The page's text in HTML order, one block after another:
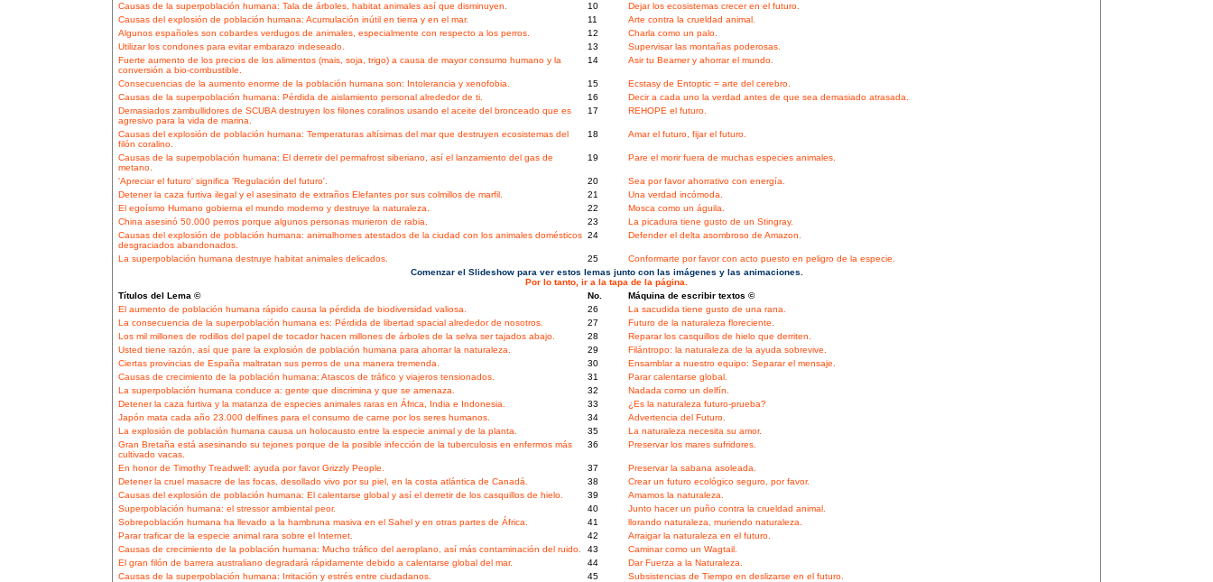
Causas de la superpoblación humana: Tala de árboles, habitat animales así que disminuyen.
10
Dejar los ecosistemas crecer en el futuro.
Causas del explosión de población humana: Acumulación inútil en tierra y en el mar.
11
Arte contra la crueldad animal.
Algunos españoles son cobardes verdugos de animales, especialmente con respecto a los perros.
12
Charla como un palo.
Utilizar los condones para evitar embarazo indeseado.
13
Supervisar las montañas poderosas.
Fuerte aumento de los precios de los alimentos (mais, soja, trigo) a causa de mayor consumo humano y la
conversión a bio-combustible.
14 Asir tu Beamer y ahorrar el mundo.
Consecuencias de la aumento enorme de la población humana son: Intolerancia y xenofobia. 15
Ecstasy de Entoptic = arte del cerebro.
Causas de la superpoblación humana: Pérdida de aislamiento personal alrededor de ti.
16
Decir a cada uno la verdad antes de que sea demasiado atrasada.
Demasiados zambullidores de SCUBA destruyen los filones coralinos usando el aceite del bronceado que es
agresivo para la vida de marina.
17 REHOPE el futuro.
Causas del explosión de población humana: Temperaturas altísimas del mar que destruyen ecosistemas del
filón coralino.
18 Amar el futuro, fijar el futuro.
Causas de la superpoblación humana: El derretir del permafrost siberiano, así el lanzamiento del gas de
metano.
19 Pare el morir fuera de muchas especies animales.
'Apreciar el futuro' significa 'Regulación del futuro'. 20
Sea por favor ahorrativo con energía.
Detener la caza furtiva ilegal y el asesinato de extraños Elefantes por sus colmillos de marfil.
21
Una verdad incómoda.
El egoísmo Humano gobierna el mundo moderno y destruye la naturaleza.
22
Mosca como un águila.
China asesinó 50.000 perros porque algunos personas murieron de rabia.
23
La picadura tiene gusto de un Stingray.
Causas del explosión de población humana: animalhomes atestados de la ciudad con los animales domésticos
desgraciados abandonados.
24 Defender el delta asombroso de Amazon.
La superpoblación humana destruye habitat animales delicados. 25
Conformarte por favor con acto puesto en peligro de la especie.
Comenzar el Slideshow para ver estos lemas junto con las imágenes y las animaciones.
Por lo tanto, ir a la tapa de la página.
Títulos del Lema ©
No.
Máquina de escribir textos ©
El aumento de población humana rápido causa la pérdida de biodiversidad valiosa.
26
La sacudida tiene gusto de una rana.
La consecuencia de la superpoblación humana es: Pérdida de libertad spacial alrededor de nosotros.
27
Futuro de la naturaleza floreciente.
Los mil millones de rodillos del papel de tocador hacen millones de árboles de la selva ser tajados abajo.
28
Reparar los casquillos de hielo que derriten.
Usted tiene razón, así que pare la explosión de población humana para ahorrar la naturaleza.
29
Filántropo: la naturaleza de la ayuda sobrevive.
Ciertas provincias de España maltratan sus perros de una manera tremenda.
30
Ensamblar a nuestro equipo: Separar el mensaje.
Causas de crecimiento de la población humana: Atascos de tráfico y viajeros tensionados.
31
Parar calentarse global.
La superpoblación humana conduce a: gente que discrimina y que se amenaza.
32
Nadada como un delfín.
Detener la caza furtiva y la matanza de especies animales raras en África, India e Indonesia.
33
¿Es la naturaleza futuro-prueba?
Japón mata cada año 23.000 delfines para el consumo de carne por los seres humanos.
34
Advertencia del Futuro.
La explosión de población humana causa un holocausto entre la especie animal y de la planta.
35
La naturaleza necesita su amor.
Gran Bretaña está asesinando su tejones porque de la posible infección de la tuberculosis en enfermos más
cultivado vacas.
36 Preservar los mares sufridores.
En honor de Timothy Treadwell: ayuda por favor Grizzly People. 37
Preservar la sabana asoleada.
Detener la cruel masacre de las focas, desollado vivo por su piel, en la costa atlántica de Canadá.
38
Crear un futuro ecológico seguro, por favor.
Causas del explosión de población humana: El calentarse global y así el derretir de los casquillos de hielo.
39
Amamos la naturaleza.
Superpoblación humana: el stressor ambiental peor.
40
Junto hacer un puño contra la crueldad animal.
Sobrepoblación humana ha llevado a la hambruna masiva en el Sahel y en otras partes de África.
41
llorando naturaleza, muriendo naturaleza.
Parar traficar de la especie animal rara sobre el Internet.
42
Arraigar la naturaleza en el futuro.
Causas de crecimiento de la población humana: Mucho tráfico del aeroplano, así más contaminación del ruido.
43
Caminar como un Wagtail.
El gran filón de barrera australiano degradará rápidamente debido a calentarse global del mar.
44
Dar Fuerza a la Naturaleza.
Causas de la superpoblación humana: Irritación y estrés entre ciudadanos.
45 Subsistencias de Tiempo en deslizarse en el futuro.